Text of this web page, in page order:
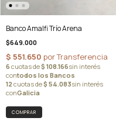
Banco Amalfi Trío Arena
$649.000